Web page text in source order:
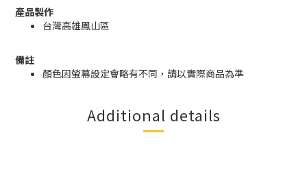
產品製作
台灣高雄鳳山區
備註
顏色因螢幕設定會略有不同，請以實際商品為準
Additional details